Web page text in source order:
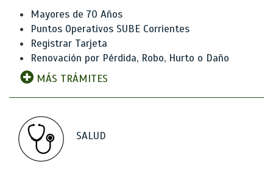
Mayores de 70 Años
Puntos Operativos SUBE Corrientes
Registrar Tarjeta
Renovación por Pérdida, Robo, Hurto o Daño
MÁS TRÁMITES
SALUD